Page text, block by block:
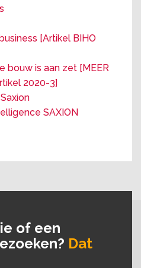
[Artikel BIHO
bouw is aan zet [MEER
2020-3]
SAXION
of een
Dat